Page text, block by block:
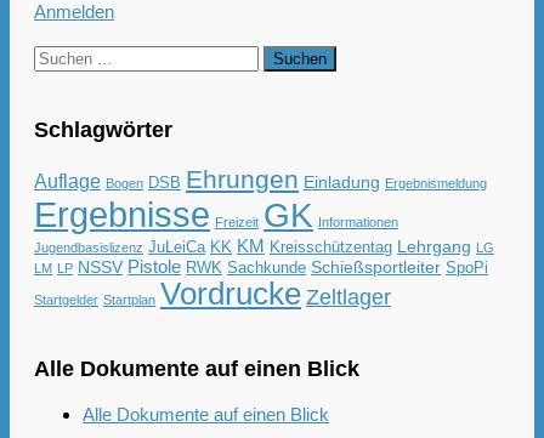
Anmelden
Suchen
nach:
Schlagwörter
Auflage Bogen DSB Ehrungen Einladung Ergebnismeldung
Ergebnisse Freizeit GK Informationen
Jugendbasislizenz JuLeiCa KK KM Kreisschützentag Lehrgang LG
LM LP NSSV Pistole RWK Sachkunde Schießsportleiter SpoPi
Startgelder Startplan Vordrucke Zeltlager
Alle Dokumente auf einen Blick
Alle Dokumente auf einen Blick